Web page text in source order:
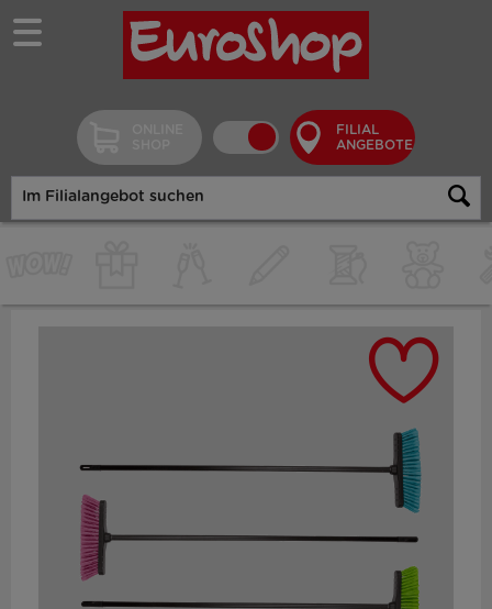
FILIAL
ANGEBOTE